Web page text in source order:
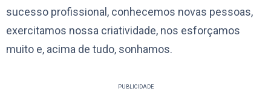
sucesso profissional, conhecemos novas pessoas,
exercitamos nossa criatividade, nos esforçamos
muito e, acima de tudo, sonhamos.
PUBLICIDADE